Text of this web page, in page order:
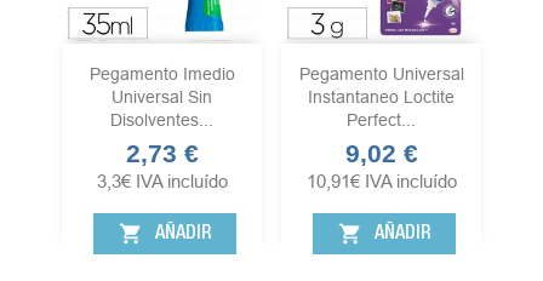
Pegamento Imedio
Universal Sin
Disolventes...
Precio
2,73 €
3,3€ IVA incluído
shopping_cart AÑADIR
Pegamento Universal
Instantaneo Loctite
Perfect...
Precio
9,02 €
10,91€ IVA incluído
shopping_cart AÑADIR